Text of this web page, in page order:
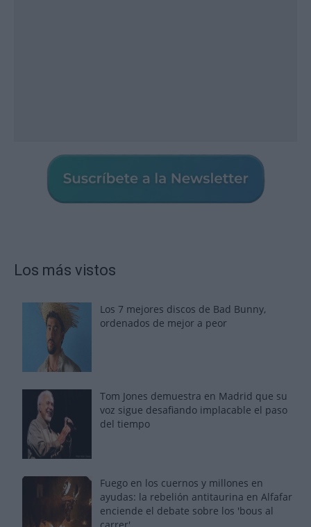
Los más vistos
Los 7 mejores discos de Bad Bunny,
ordenados de mejor a peor
Tom Jones demuestra en Madrid que su
voz sigue desafiando implacable el paso
del tiempo
Fuego en los cuernos y millones en
ayudas: la rebelión antitaurina en Alfafar
enciende el debate sobre los 'bous al